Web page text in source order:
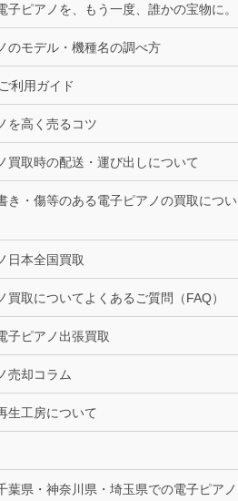
子ピアノを、もう一度、誰かの宝物に。
のモデル・機種名の調べ方
利用ガイド
を高く売るコツ
買取時の配送・運び出しについて
き・傷等のある電子ピアノの買取につい
日本全国買取
買取についてよくあるご質問（FAQ）
子ピアノ出張買取
売却コラム
生工房について
葉県・神奈川県・埼玉県での電子ピアノ